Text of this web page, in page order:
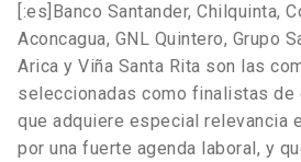
[:es]Banco Santander, Chilquinta,
Aconcagua, GNL Quintero, Grupo
Arica y Viña Santa Rita son las
seleccionadas como finalistas de
que adquiere especial relevancia
por una fuerte agenda laboral, y